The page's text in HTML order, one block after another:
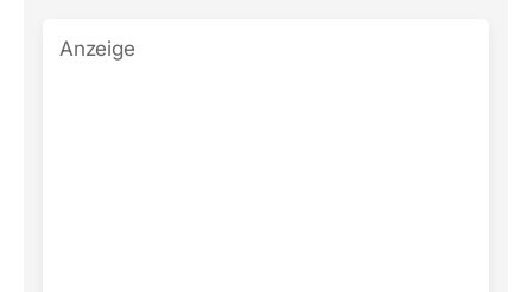
Anzeige